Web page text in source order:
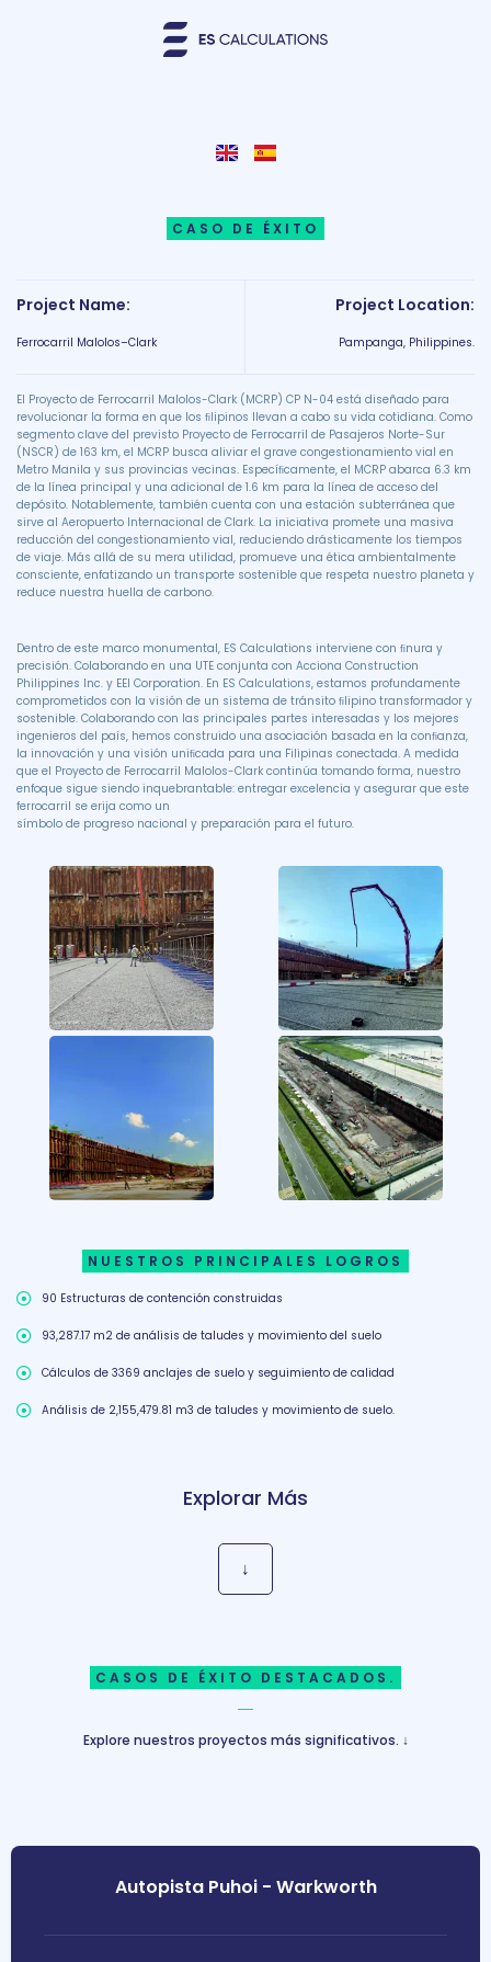
CASO DE ÉXITO
Project Name:
Ferrocarril Malolos–Clark
Project Location:
Pampanga, Philippines.
El Proyecto de Ferrocarril Malolos-Clark (MCRP) CP N-04 está diseñado para
revolucionar la forma en que los ﬁlipinos llevan a cabo su vida cotidiana. Como
segmento clave del previsto Proyecto de Ferrocarril de Pasajeros Norte-Sur
(NSCR) de 163 km, el MCRP busca aliviar el grave congestionamiento vial en
Metro Manila y sus provincias vecinas. Especíﬁcamente, el MCRP abarca 6.3 km
de la línea principal y una adicional de 1.6 km para la línea de acceso del
depósito. Notablemente, también cuenta con una estación subterránea que
sirve al Aeropuerto Internacional de Clark. La iniciativa promete una masiva
reducción del congestionamiento vial, reduciendo drásticamente los tiempos
de viaje. Más allá de su mera utilidad, promueve una ética ambientalmente
consciente, enfatizando un transporte sostenible que respeta nuestro planeta y
reduce nuestra huella de carbono.
Dentro de este marco monumental, ES Calculations interviene con ﬁnura y
precisión. Colaborando en una UTE conjunta con Acciona Construction
Philippines Inc. y EEI Corporation. En ES Calculations, estamos profundamente
comprometidos con la visión de un sistema de tránsito ﬁlipino transformador y
sostenible. Colaborando con las principales partes interesadas y los mejores
ingenieros del país, hemos construido una asociación basada en la conﬁanza,
la innovación y una visión uniﬁcada para una Filipinas conectada. A medida
que el Proyecto de Ferrocarril Malolos-Clark continúa tomando forma, nuestro
enfoque sigue siendo inquebrantable: entregar excelencia y asegurar que este
ferrocarril se erija como un
símbolo de progreso nacional y preparación para el futuro.
NUESTROS PRINCIPALES LOGROS
90 Estructuras de contención construidas
93,287.17 m2 de análisis de taludes y movimiento del suelo
Cálculos de 3369 anclajes de suelo y seguimiento de calidad
Análisis de 2,155,479.81 m3 de taludes y movimiento de suelo.
Explorar Más
↓
CASOS DE ÉXITO DESTACADOS.
Explore nuestros proyectos más significativos. ↓
Autopista Puhoi - Warkworth